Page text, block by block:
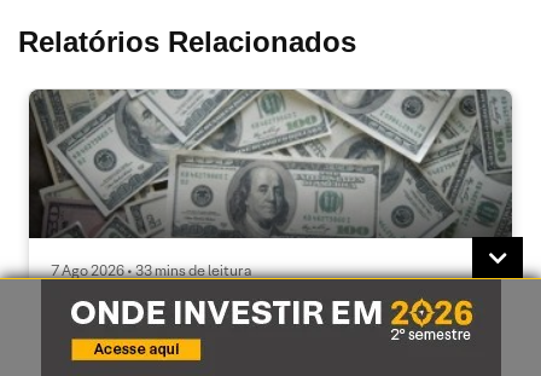
Relatórios Relacionados
7 Ago 2026 • 33 mins de leitura
Payroll nos EUA e projeções XP para a economia
em destaque